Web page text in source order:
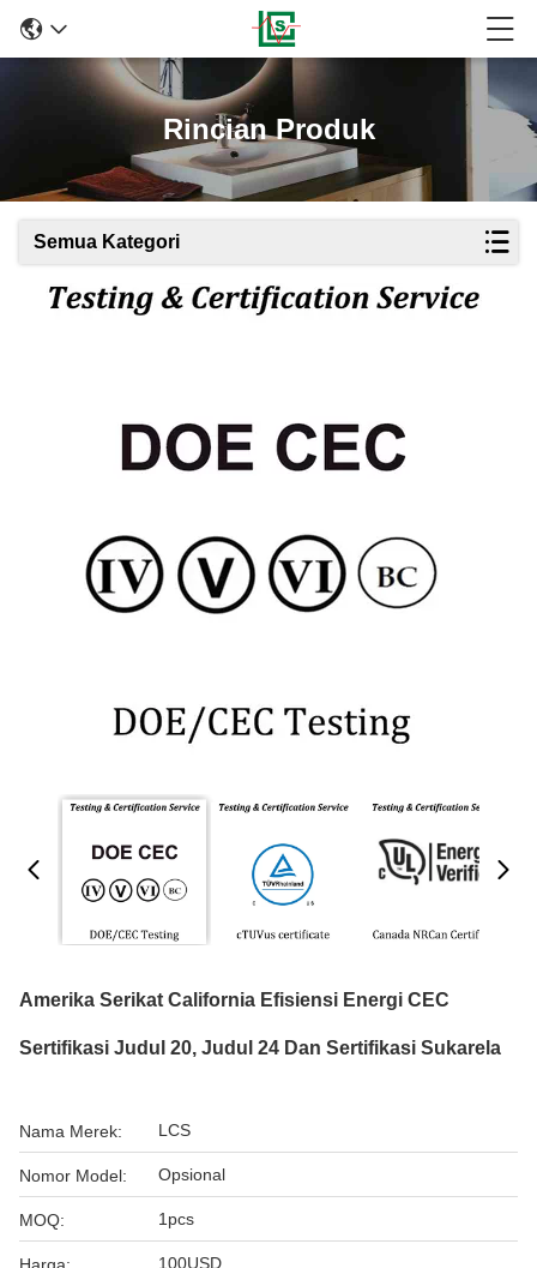
Rincian Produk
Semua Kategori
Amerika Serikat California Efisiensi Energi CEC
Sertifikasi Judul 20, Judul 24 Dan Sertifikasi Sukarela
Nama Merek: LCS
Nomor Model: Opsional
MOQ: 1pcs
100USD